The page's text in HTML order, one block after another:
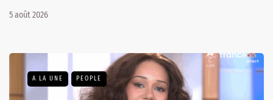
5 août 2026
A LA UNE PEOPLE